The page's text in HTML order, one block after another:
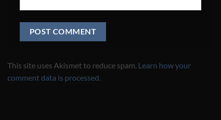
This site uses Akismet to reduce spam. Learn how your
comment data is processed.